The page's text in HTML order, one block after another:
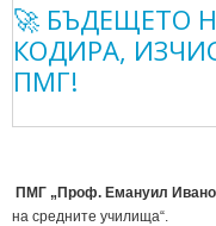
🚀 БЪДЕЩЕТО
КОДИРА,
ПМГ!
ПМГ „Проф. Емануил
на средните училища“.